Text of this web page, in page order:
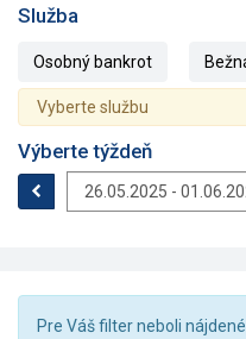
Služba
Osobný bankrot
Vyberte službu
Výberte týždeň
Pre Váš filter neboli